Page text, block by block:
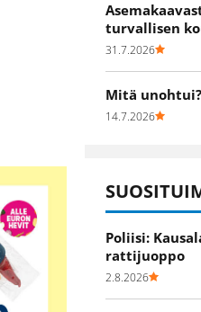
turvallisen
31.7.2026
Mitä
14.7.2026
Poliisi:
rattijuoppo
2.8.2026